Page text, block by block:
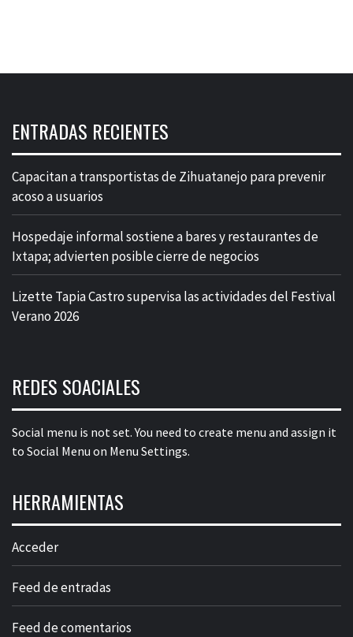
ENTRADAS RECIENTES
Capacitan a transportistas de Zihuatanejo para prevenir
acoso a usuarios
Hospedaje informal sostiene a bares y restaurantes de
Ixtapa; advierten posible cierre de negocios
Lizette Tapia Castro supervisa las actividades del Festival
Verano 2026
REDES SOACIALES
Social menu is not set. You need to create menu and assign it
to Social Menu on Menu Settings.
HERRAMIENTAS
Acceder
Feed de entradas
Feed de comentarios